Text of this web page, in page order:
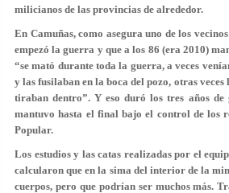
milicianos de las provincias de alrededor.
En Camuñas, como asegura uno de los
empezó la guerra y que a los 86 (era 2010)
“se mató durante toda la guerra,a veces
y las fusilaban en la boca del pozo, otras
tiraban dentro”. Y eso duró los tres años
mantuvo hasta el final bajo el control de los
Popular.
Los estudios y las catas realizadas por el
calcularon queen la sima del interior de la
cuerpos, pero que podrían ser muchos más.